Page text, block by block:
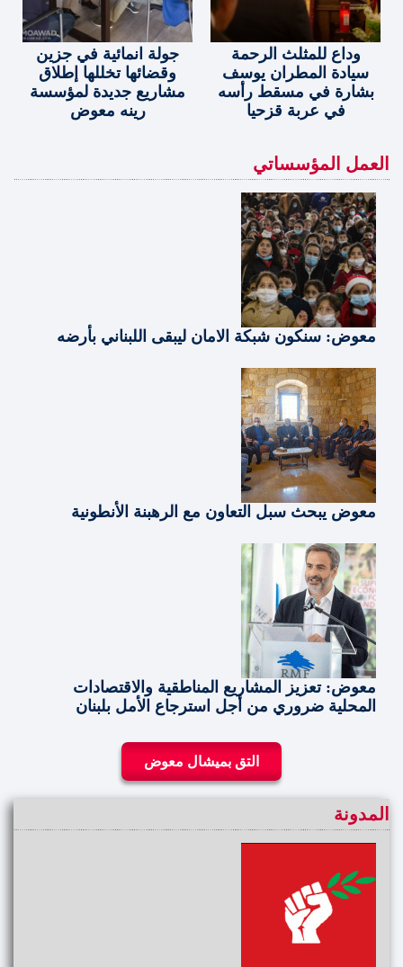
جولة انمائية في جزين
وقضائها تخللها إطلاق
مشاريع جديدة لمؤسسة
رينه معوض
وداع للمثلث الرحمة
سيادة المطران يوسف
بشارة في مسقط رأسه
في عربة قزحيا
العمل المؤسساتي
معوض: سنكون شبكة الامان ليبقى اللبناني بأرضه
معوض يبحث سبل التعاون مع الرهبنة الأنطونية
معوض: تعزيز المشاريع المناطقية والاقتصادات
المحلية ضروري من أجل استرجاع الأمل بلبنان
التق بميشال معوض
المدونة